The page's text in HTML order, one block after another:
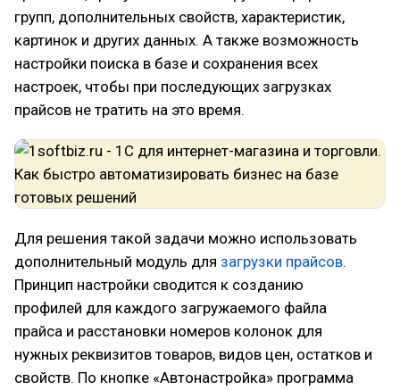
групп, дополнительных свойств, характеристик,
картинок и других данных. А также возможность
настройки поиска в базе и сохранения всех
настроек, чтобы при последующих загрузках
прайсов не тратить на это время.
Для решения такой задачи можно использовать
дополнительный модуль для загрузки прайсов.
Принцип настройки сводится к созданию
профилей для каждого загружаемого файла
прайса и расстановки номеров колонок для
нужных реквизитов товаров, видов цен, остатков и
свойств. По кнопке «Автонастройка» программа